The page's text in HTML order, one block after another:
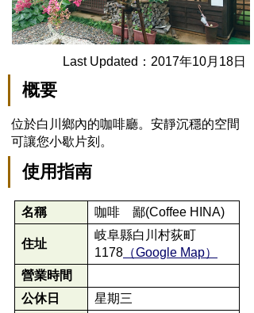
Last Updated：2017年10月18日
概要
位於白川鄉內的咖啡廳。安靜沉穩的空間
可讓您小歇片刻。
使用指南
名稱 咖啡 鄙(Coffee HINA)
住址
岐阜縣白川村荻町
1178 （Google Map）
營業時間
公休日
星期三